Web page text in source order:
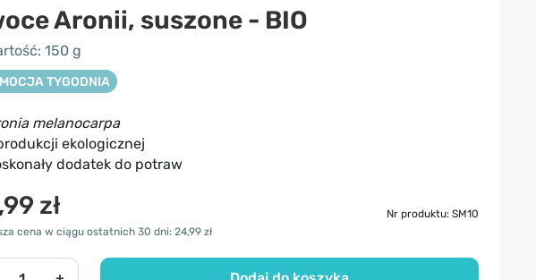
Aronii, suszone - BIO
150 g
TYGODNIA
melanocarpa
ekologicznej
dodatek do potraw
zł
Nr produktu: SM10
cena w ciągu ostatnich 30 dni: 24,99 zł